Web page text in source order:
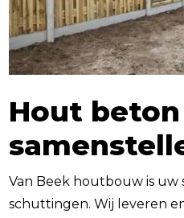
Hout
Van Beek houtbouw is uw
schuttingen. Wij leveren